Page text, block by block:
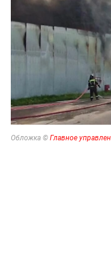
Обложка © Главное